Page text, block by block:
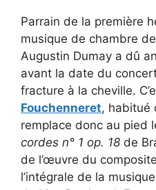
Parrain de la première
musique de chambre
Augustin Dumay a dû
avant la date du
fracture à la cheville.
Fouchenneret, habitué
remplace donc au pied
cordes n° 1 op. 18 de
de l’œuvre du
l’intégrale de la